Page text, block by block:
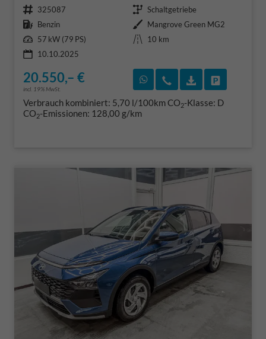
Fahrzeugnr. 325087 Getriebe Schaltgetriebe
Kraftstoff Benzin Außenfarbe Mangrove Green MG2
Leistung 57 kW (79 PS) Kilometerstand
10 km
10.10.2025
20.550,– €
incl. 19% MwSt.
Rückruf vereinbaren
Wir rufen Sie an
Verbrauch kombiniert: 5,70 l/100kmCO2-Klasse: D
CO2-Emissionen: 128,00 g/km